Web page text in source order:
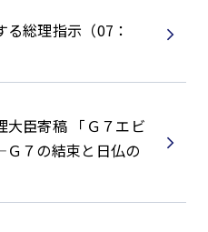
総理指示（07：
大臣寄稿 「Ｇ７エビ
７の結束と日仏の